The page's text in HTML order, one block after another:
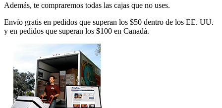
Además, te compraremos todas las cajas que no uses.
Envío gratis en pedidos que superan los $50 dentro de los EE. UU.
y en pedidos que superan los $100 en Canadá.